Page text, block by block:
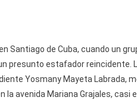
Santiago de Cuba, cuando un
presunto estafador reincidente.
Yosmany Mayeta Labrada,
la avenida Mariana Grajales, casi